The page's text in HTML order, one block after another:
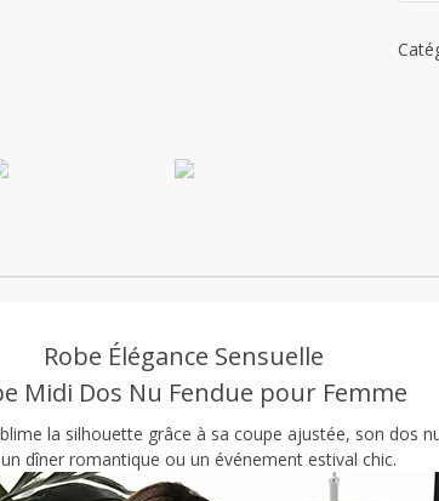
Robe Élégance Sensuelle
Midi Dos Nu Fendue pour Femme
la silhouette grâce à sa coupe ajustée, son dos
dîner romantique ou un événement estival chic.